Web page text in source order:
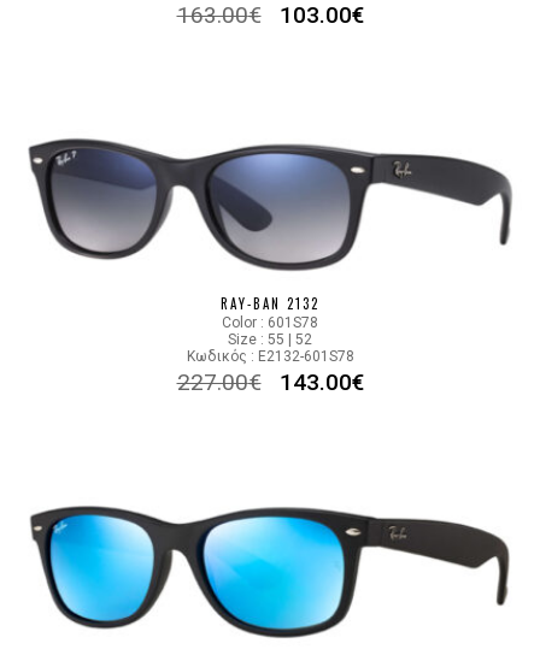
163.00€ 103.00€
RAY-BAN 2132
Color : 601S78
Size : 55 | 52
Κωδικός : E2132-601S78
227.00€ 143.00€